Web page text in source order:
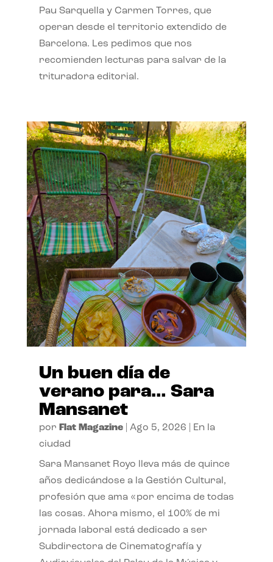
Pau Sarquella y Carmen Torres, que
operan desde el territorio extendido de
Barcelona. Les pedimos que nos
recomienden lecturas para salvar de la
trituradora editorial.
Un buen día de
verano para… Sara
Mansanet
por Flat Magazine| Ago 5, 2026
En la
ciudad
Sara Mansanet Royo lleva más de quince
años dedicándose a la Gestión Cultural,
profesión que ama «por encima de todas
las cosas. Ahora mismo, el 100% de mi
jornada laboral está dedicado a ser
Subdirectora de Cinematografía y